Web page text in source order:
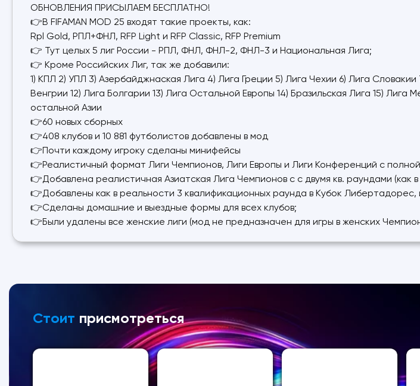
ОБНОВЛЕНИЯ ПРИСЫЛАЕМ БЕСПЛАТНО!
👉В FIFAMAN MOD 25 входят такие проекты, как:
Rpl Gold, РПЛ+ФНЛ, RFP Light и RFP Classic, RFP Premium
👉 Тут целых 5 лиг России - РПЛ, ФНЛ, ФНЛ-2, ФНЛ-3 и Национальная Лига;
👉 Кроме Российских Лиг, так же добавили:
1) КПЛ 2) УПЛ 3) Азербайджнаская Лига 4) Лига Греции 5) Лига Чехии 6) Лига
Венгрии 12) Лига Болгарии 13) Лига Остальной Европы 14) Бразильская Лига 15)
остальной Азии
👉60 новых сборных
👉408 клубов и 10 881 футболистов добавлены в мод
👉Почти каждому игроку сделаны минифейсы
👉Реалистичный формат Лиги Чемпионов, Лиги Европы и Лиги Конференций с
👉Добавлена реалистичная Азиатская Лига Чемпионов с с двумя кв. раундами (как
👉Добавлены как в реальности 3 квалификационных раунда в Кубок
👉Сделаны домашние и выездные формы для всех клубов;
👉Были удалены все женские лиги (мод не предназначен для игры в женских
Стоит присмотреться